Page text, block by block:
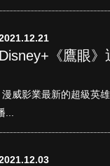
Disney+《鷹眼
威影業最新的超級英